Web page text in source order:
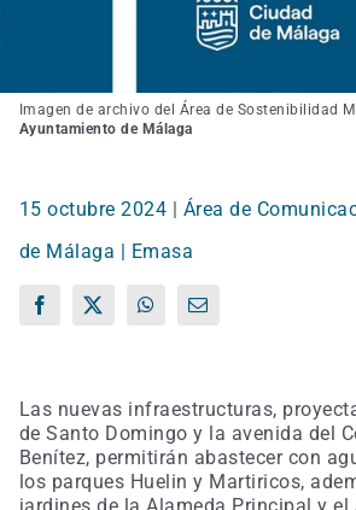
Imagen de archivo del Área de Sostenibilidad
Ayuntamiento de Málaga
15 octubre 2024
Área de
de Málaga | Emasa
Facebook
X WhatsAppCorreo
Las nuevas infraestructuras,
de Santo Domingo y la avenida del
Benítez, permitirán abastecer con
los parques Huelin y Martiricos,